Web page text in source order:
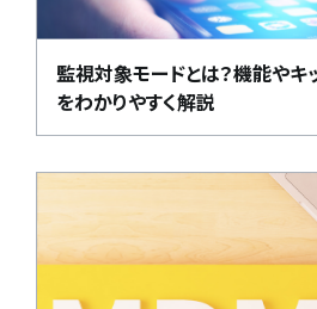
監視対象モードとは？機能やキ
をわかりやすく解説